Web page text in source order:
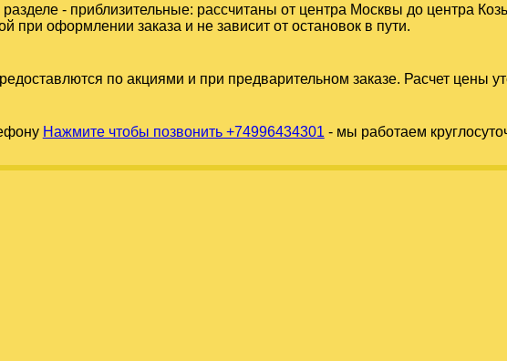
- приблизительные: рассчитаны от центра Москвы до центра
при оформлении заказа и не зависит от остановок в пути.
по акциями и при предварительном заказе. Расчет цены
Нажмите чтобы позвонить +74996434301 - мы работаем